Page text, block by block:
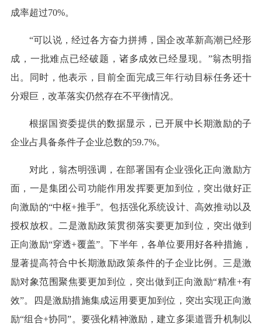
成率超过70%。
“可以说，经过各方奋力拼搏，国企改革新高潮已经形
成，一批难点已经破题，诸多成效已经显现。”翁杰明指
出。同时，他表示，目前全面完成三年行动目标任务还十
分艰巨，改革落实仍然存在不平衡情况。
根据国资委提供的数据显示，已开展中长期激励的子
企业占具备条件子企业总数的59.7%。
对此，翁杰明强调，在部署国有企业强化正向激励方
面，一是集团公司功能作用发挥要更加到位，突出做好正
向激励的“中枢+推手”。包括强化系统设计、高效推动以及
授权放权。二是激励政策贯彻落实要更加到位，突出做到
正向激励“穿透+覆盖”。下半年，各单位要用好各种措施，
显著提高符合中长期激励政策条件的子企业比例。三是激
励对象范围聚焦要更加到位，突出做到正向激励“精准+有
效”。四是激励措施集成运用要更加到位，突出实现正向激
励“组合+协同”。要强化精神激励，建立多渠道晋升机制以